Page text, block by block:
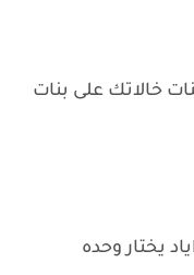
خالاتك على بنات
يختار وحده